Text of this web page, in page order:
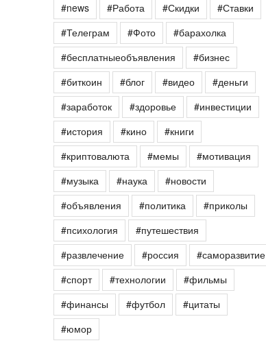
#news
#Работа #Скидки
#Ставки
#Телеграм
#Фото
#барахолка
#бесплатныеобъявления
#бизнес
#биткоин
#блог #видео
#деньги
#заработок
#здоровье
#инвестиции
#история
#кино
#книги
#криптовалюта
#мемы
#мотивация
#музыка
#наука
#новости
#объявления
#политика
#приколы
#психология
#путешествия
#развлечение
#россия
#саморазвитие
#спорт
#технологии
#фильмы
#финансы
#футбол
#цитаты
#юмор